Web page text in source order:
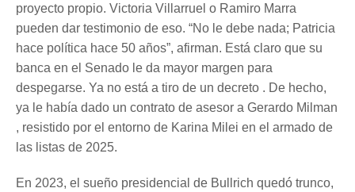
proyecto propio. Victoria Villarruel o Ramiro Marra
pueden dar testimonio de eso. “No le debe nada; Patricia
hace política hace 50 años”, afirman. Está claro que su
banca en el Senado le da mayor margen para
despegarse. Ya no está a tiro de un decreto . De hecho,
ya le había dado un contrato de asesor a Gerardo Milman
, resistido por el entorno de Karina Milei en el armado de
las listas de 2025.
En 2023, el sueño presidencial de Bullrich quedó trunco,